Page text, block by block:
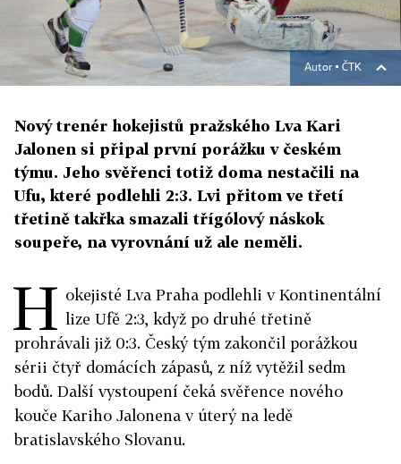
Autor ▪ ČTK
Nový trenér hokejistů pražského Lva Kari
Jalonen si připal první porážku v českém
týmu. Jeho svěřenci totiž doma nestačili na
Ufu, které podlehli 2:3. Lvi přitom ve třetí
třetině takřka smazali třígólový náskok
soupeře, na vyrovnání už ale neměli.
H okejisté Lva Praha podlehli v Kontinentální
lize Ufě 2:3, když po druhé třetině
prohrávali již 0:3. Český tým zakončil porážkou
sérii čtyř domácích zápasů, z níž vytěžil sedm
bodů. Další vystoupení čeká svěřence nového
kouče Kariho Jalonena v úterý na ledě
bratislavského Slovanu.